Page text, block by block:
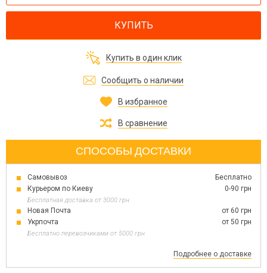
КУПИТЬ
Купить в один клик
Сообщить о наличии
В избранное
В сравнение
СПОСОБЫ ДОСТАВКИ
Самовывоз
Бесплатно
Курьером по Киеву
0-90 грн
Бесплатная доставка от 3000 грн
Новая Почта
от 60 грн
Укрпочта
от 50 грн
Бесплатно перевозчиками от 5000 грн
Подробнее о доставке